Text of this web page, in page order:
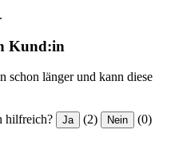
Kund:in
schon länger und kann diese
hilfreich? Ja (2) Nein (0)